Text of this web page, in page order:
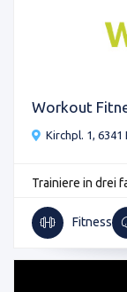
Workout
Kirchpl. 1, 6341
Trainiere in drei
Fitness